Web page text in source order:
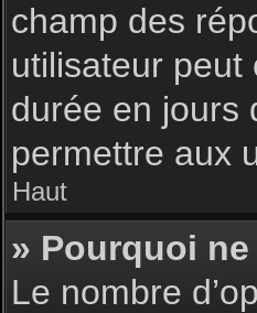
champ des
utilisateur peut
durée en jours
permettre aux
Haut
» Pourquoi
Le nombre